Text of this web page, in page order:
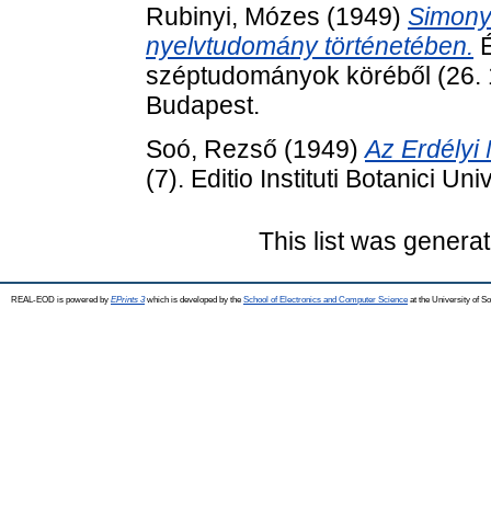
Rubinyi, Mózes (1949)
nyelvtudomány történetében.
széptudományok köréből
Budapest.
Soó, Rezső (1949)Az Erdélyi
(7). Editio Instituti Botanici
This list was
REAL-EOD is powered by EPrints 3which is developed by the School of Electronics and Computer Science at the University of